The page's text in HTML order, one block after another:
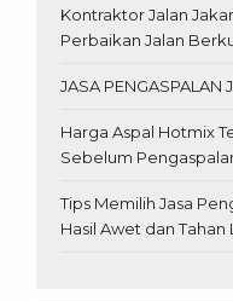
Kontraktor Jalan
Perbaikan Jalan
JASA PENGASPALAN
Harga Aspal Hotmix
Sebelum
Tips Memilih Jasa
Hasil Awet dan Tahan